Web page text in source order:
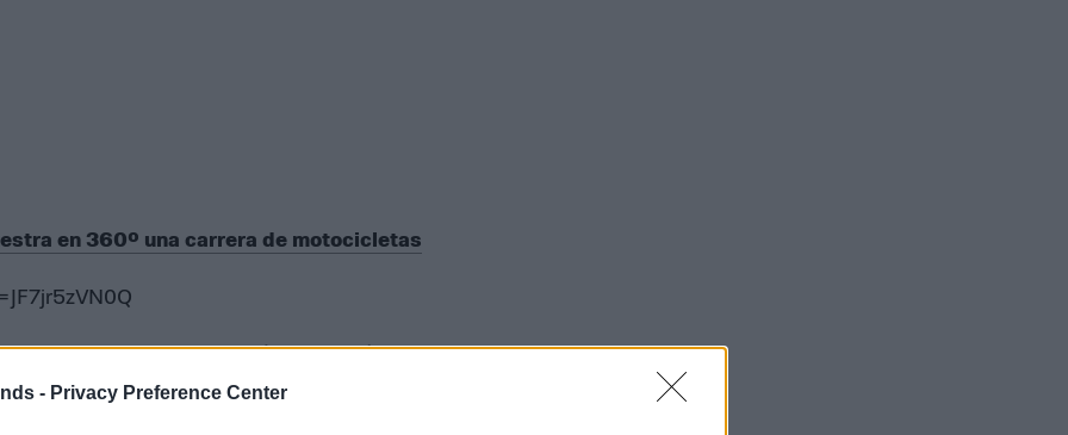
- Privacy Preference Center
en 360º una carrera de motocicletas
de la moto por un esquí, y el neumático
al que encontrarías en una motonieve. El
y —quizá lo más importante—